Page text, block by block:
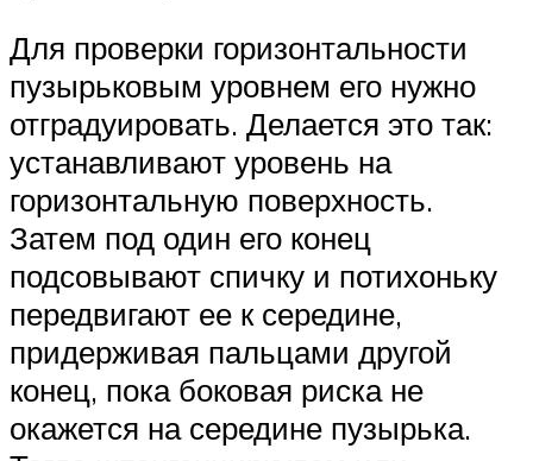
Для проверки горизонтальности
пузырьковым уровнем его нужно
отградуировать. Делается это так:
устанавливают уровень на
горизонтальную поверхность.
Затем под один его конец
подсовывают спичку и потихоньку
передвигают ее к середине,
придерживая пальцами другой
конец, пока боковая риска не
окажется на середине пузырька.